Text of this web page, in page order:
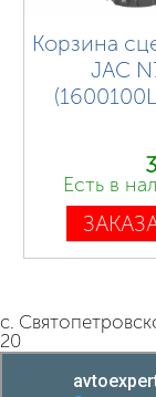
Корзина
JAC
Есть в
с.
20